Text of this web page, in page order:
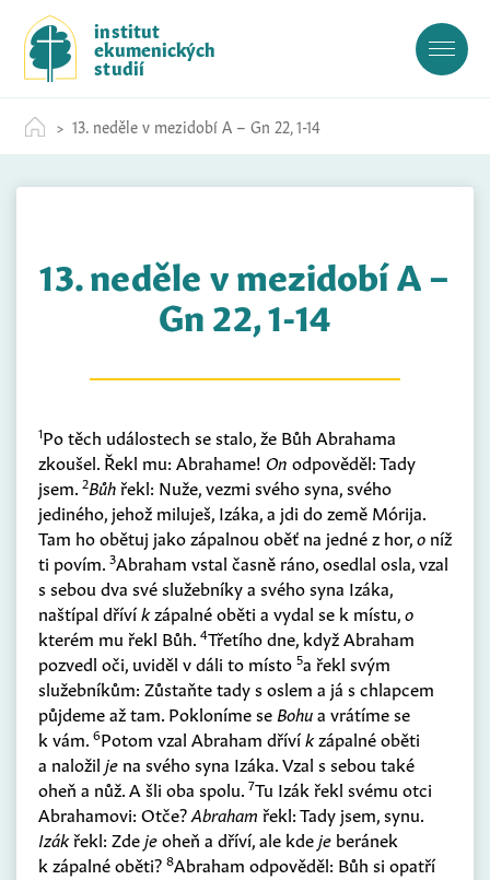
c
institut
ekumenických
studií
13. neděle v mezidobí A – Gn 22, 1-14
13. neděle v mezidobí A –
Gn 22, 1-14
1Po těch událostech se stalo, že Bůh Abrahama
zkoušel. Řekl mu: Abrahame! On odpověděl: Tady
jsem. 2Bůh řekl: Nuže, vezmi svého syna, svého
jediného, jehož miluješ, Izáka, a jdi do země Mórija.
Tam ho obětuj jako zápalnou oběť na jedné z hor,o níž
ti povím. 3Abraham vstal časně ráno, osedlal osla, vzal
s sebou dva své služebníky a svého syna Izáka,
naštípal dřívíkzápalné oběti a vydal se k místu,o
kterém mu řekl Bůh. 4Třetího dne, když Abraham
pozvedl oči, uviděl v dáli to místo 5a řekl svým
služebníkům: Zůstaňte tady s oslem a já s chlapcem
půjdeme až tam. Pokloníme se Bohua vrátíme se
k vám. 6Potom vzal Abraham dřívíkzápalné oběti
a naložil je na svého syna Izáka. Vzal s sebou také
oheň a nůž. A šli oba spolu. 7Tu Izák řekl svému otci
Abrahamovi: Otče?Abraham řekl: Tady jsem, synu.
Izákřekl: Zdejeoheň a dříví, ale kdeje beránek
k zápalné oběti? 8Abraham odpověděl: Bůh si opatří